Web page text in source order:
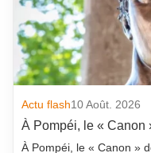
Actu flash10 Août. 2026
À Pompéi, le « Canon
À Pompéi, le « Canon »